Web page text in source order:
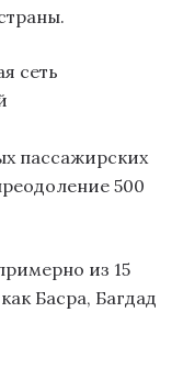
сеть
пассажирских
500
из 15
Басра, Багдад